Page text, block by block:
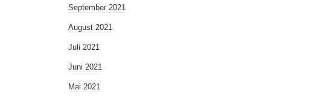
September 2021
August 2021
Juli 2021
Juni 2021
Mai 2021